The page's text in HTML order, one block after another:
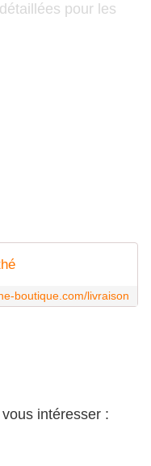
pour les
boutique.com/livraison
intéresser :